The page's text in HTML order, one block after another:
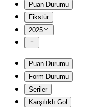
Puan Durumu
Fikstür
2025
Puan Durumu
Form Durumu
Seriler
Karşılıklı Gol